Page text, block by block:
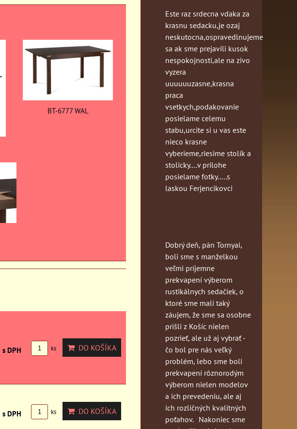
BT-6777 WAL
s DPH ks DO KOŠÍKA
s DPH ks DO KOŠÍKA
Este raz srdecna vdaka za
krasnu sedacku,je ozaj
neskutocna,ospravedlnujeme
sa ak sme prejavili kusok
nespokojnosti,ale na zivo
vyzera
uuuuuuzasne,krasna
praca
vsetkych,podakovanie
posielame celemu
stabu,urcite si u vas este
nieco krasne
vyberieme,riesime stolík a
stolicky....v prilohe
posielame fotky.....s
laskou Ferjencikovci
Dobrý deň, pán Tornyai,
boli sme s manželkou
veľmi príjemne
prekvapení výberom
rustikálnych sedačiek, o
ktoré sme mali taký
záujem, že sme sa osobne
prišli z Košíc nielen
pozrieť, ale už aj vybrať -
čo bol pre nás veľký
problém, lebo sme boli
prekvapení rôznorodým
výberom nielen modelov
a ich prevedeniu, ale aj
ich rozličných kvalitných
poťahov. Nakoniec sme